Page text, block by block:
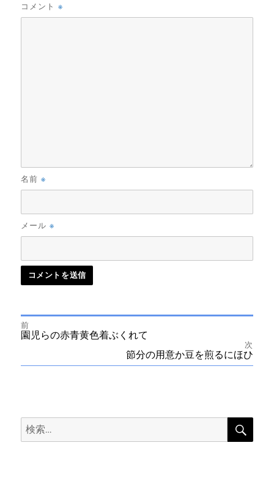
コメント※
名前※
メール※
投
ゲ
前
前
稿:
園児らの赤青黄色着ぶくれて
次
の
節分の用意か豆を煎るにほひ
検
索:
検